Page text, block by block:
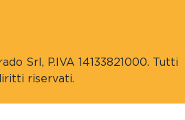
Srl, P.IVA 14133821000. Tutti
riservati.